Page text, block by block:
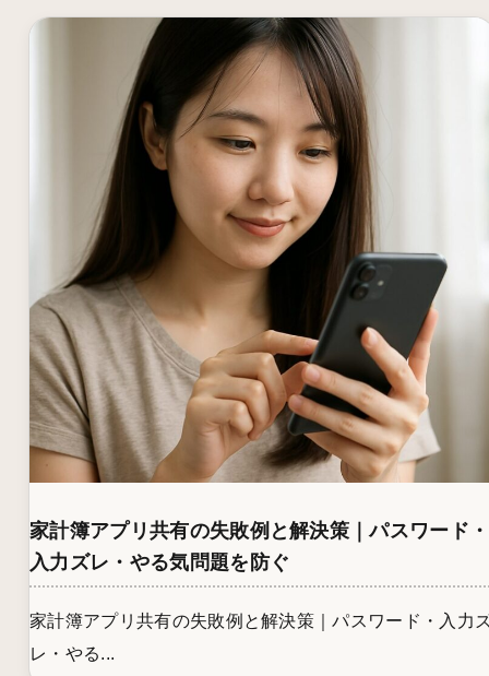
家計簿アプリ共有の失敗例と解決策｜パスワード・
入力ズレ・やる気問題を防ぐ
家計簿アプリ共有の失敗例と解決策｜パスワード・入力
レ・やる...